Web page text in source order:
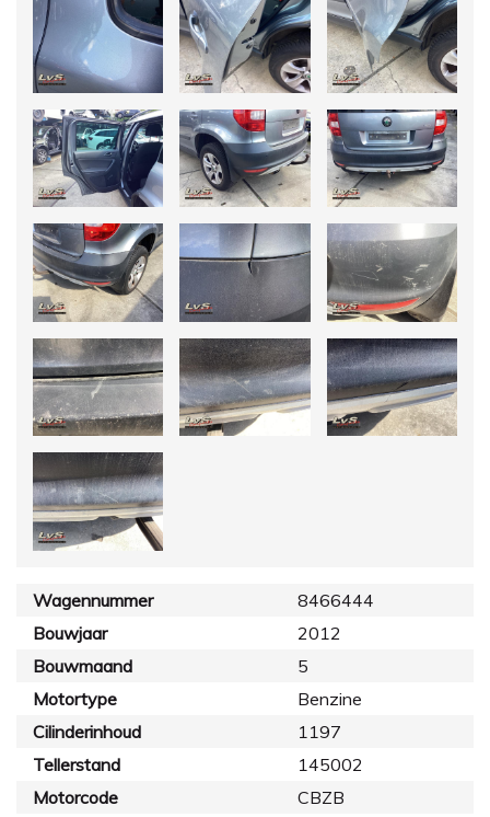
Wagennummer
8466444
Bouwjaar
2012
Bouwmaand
5
Motortype
Benzine
Cilinderinhoud
1197
Tellerstand
145002
Motorcode
CBZB